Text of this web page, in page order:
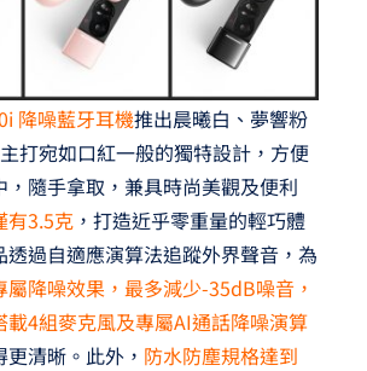
降噪藍牙耳機推出晨曦白、夢響粉
打宛如口紅一般的獨特設計，方便
，隨手拿取，兼具時尚美觀及便利
有3.5克，打造近乎零重量的輕巧體
透過自適應演算法追蹤外界聲音，為
屬降噪效果，最多減少-35dB噪音，
載4組麥克風及專屬AI通話降噪演算
更清晰。此外， 防水防塵規格達到